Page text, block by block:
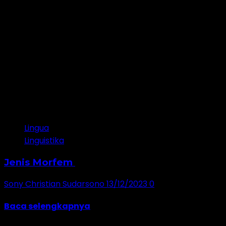
Lingua
Linguistika
Jenis Morfem
Sony Christian Sudarsono13/12/20230
Baca selengkapnya